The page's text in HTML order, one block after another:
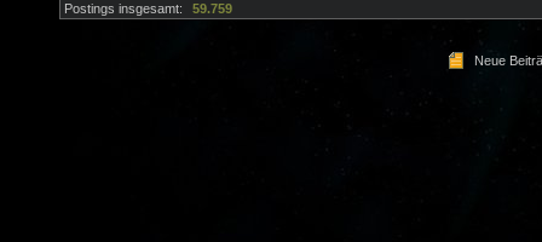
Postings insgesamt:
59.759
Neue